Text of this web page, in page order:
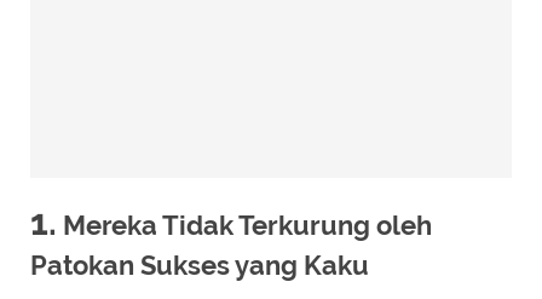
1. Mereka Tidak Terkurung oleh
Patokan Sukses yang Kaku